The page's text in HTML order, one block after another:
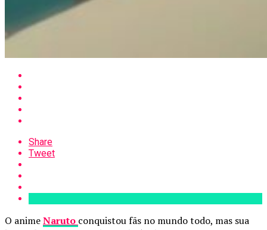
Share
Tweet
O animeNaruto conquistou fãs no mundo todo, mas sua